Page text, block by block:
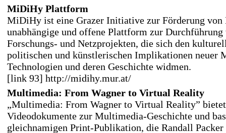
MiDiHy Plattform
MiDiHy ist eine Grazer Initiative zur Förderung
unabhängige und offene Plattform zur Durchführung
Forschungs- und Netzprojekten, die sich den
politischen und künstlerischen Implikationen neuer
Technologien und deren Geschichte widmen.
[link 93] http://midihy.mur.at/
Multimedia: From Wagner to Virtual Reality
„Multimedia: From Wagner to Virtual Reality”
Videodokumente zur Multimedia-Geschichte und
gleichnamigen Print-Publikation, die Randall Packer